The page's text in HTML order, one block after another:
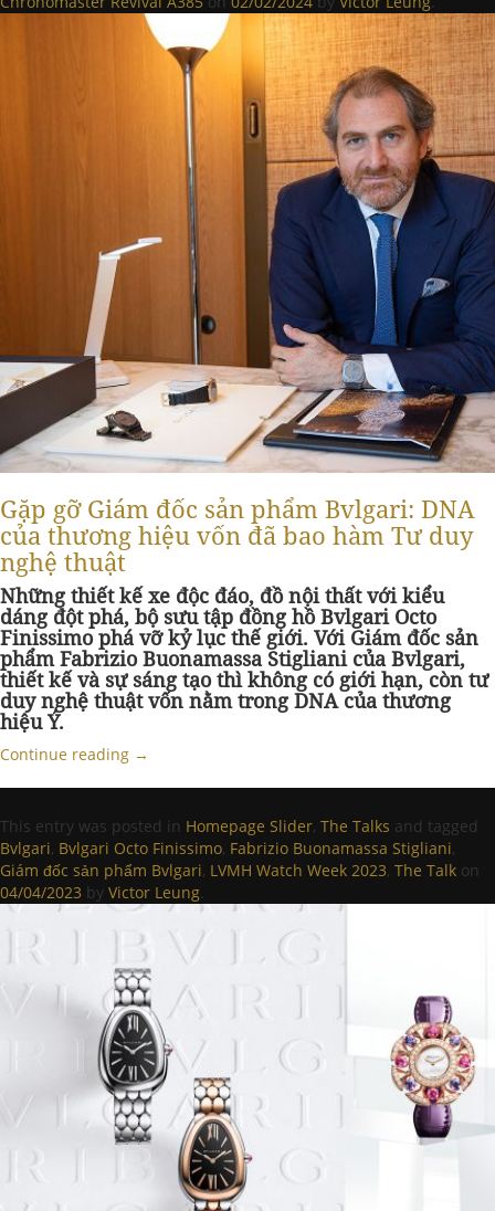
Gặp gỡ Giám đốc sản phẩm Bvlgari: DNA
của thương hiệu vốn đã bao hàm Tư duy
nghệ thuật
Những thiết kế xe độc đáo, đồ nội thất với kiểu
dáng đột phá, bộ sưu tập đồng hồ Bvlgari Octo
Finissimo phá vỡ kỷ lục thế giới. Với Giám đốc sản
phẩm Fabrizio Buonamassa Stigliani của Bvlgari,
thiết kế và sự sáng tạo thì không có giới hạn, còn tư
duy nghệ thuật vốn nằm trong DNA của thương
hiệu Ý.
Continue reading →
This entry was posted in Homepage Slider, The Talks and tagged
Bvlgari, Bvlgari Octo Finissimo, Fabrizio Buonamassa Stigliani,
Giám đốc sản phẩm Bvlgari, LVMH Watch Week 2023, The Talk on
04/04/2023 by Victor Leung.